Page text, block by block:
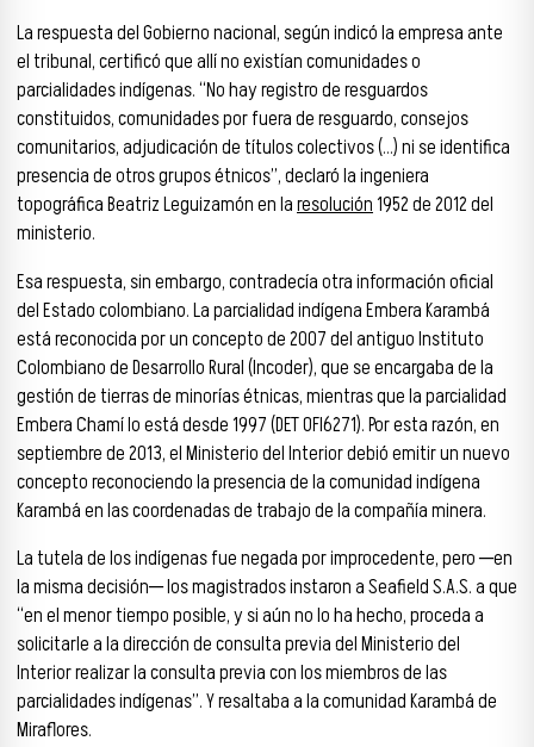
La respuesta del Gobierno nacional, según indicó la empresa ante
el tribunal, certificó que allí no existían comunidades o
parcialidades indígenas. “No hay registro de resguardos
constituidos, comunidades por fuera de resguardo, consejos
comunitarios, adjudicación de títulos colectivos (…) ni se identifica
presencia de otros grupos étnicos”, declaró la ingeniera
topográfica Beatriz Leguizamón en laresolución1952 de 2012 del
ministerio.
Esa respuesta, sin embargo, contradecía otra información oficial
del Estado colombiano. La parcialidad indígena Embera Karambá
está reconocida por un concepto de 2007 del antiguo Instituto
Colombiano de Desarrollo Rural (Incoder), que se encargaba de la
gestión de tierras de minorías étnicas, mientras que la parcialidad
Embera Chamí lo está desde 1997 (DET OFI6271). Por esta razón, en
septiembre de 2013, el Ministerio del Interior debió emitir un nuevo
concepto reconociendo la presencia de la comunidad indígena
Karambá en las coordenadas de trabajo de la compañía minera.
La tutela de los indígenas fue negada por improcedente, pero ─en
la misma decisión─ los magistrados instaron a Seafield S.A.S. a que
“en el menor tiempo posible, y si aún no lo ha hecho, proceda a
solicitarle a la dirección de consulta previa del Ministerio del
Interior realizar la consulta previa con los miembros de las
parcialidades indígenas”. Y resaltaba a la comunidad Karambá de
Miraflores.